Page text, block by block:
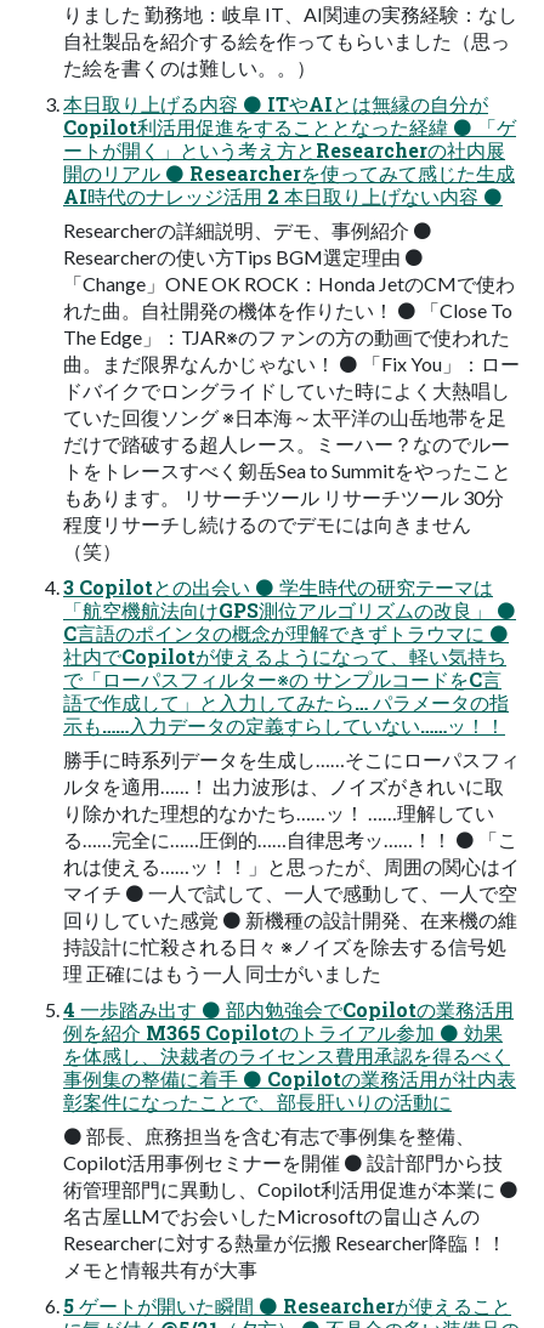
りました 勤務地：岐阜 IT、AI関連の実務経験：なし
自社製品を紹介する絵を作ってもらいました（思っ
た絵を書くのは難しい。。）
本日取り上げる内容 ⚫ ITやAIとは無縁の自分が
Copilot利活用促進をすることとなった経緯 ⚫ 「ゲ
ートが開く」という考え方とResearcherの社内展
開のリアル ⚫ Researcherを使ってみて感じた生成
AI時代のナレッジ活用 2 本日取り上げない内容 ⚫
Researcherの詳細説明、デモ、事例紹介 ⚫
Researcherの使い方Tips BGM選定理由 ⚫
「Change」ONE OK ROCK：Honda JetのCMで使わ
れた曲。自社開発の機体を作りたい！ ⚫ 「Close To
The Edge」：TJAR※のファンの方の動画で使われた
曲。まだ限界なんかじゃない！ ⚫ 「Fix You」：ロー
ドバイクでロングライドしていた時によく大熱唱し
ていた回復ソング ※日本海～太平洋の山岳地帯を足
だけで踏破する超人レース。ミーハー？なのでルー
トをトレースすべく剱岳Sea to Summitをやったこと
もあります。 リサーチツール リサーチツール 30分
程度リサーチし続けるのでデモには向きません
（笑）
3 Copilotとの出会い ⚫ 学生時代の研究テーマは
「航空機航法向けGPS測位アルゴリズムの改良」 ⚫
C言語のポインタの概念が理解できずトラウマに ⚫
社内でCopilotが使えるようになって、軽い気持ち
で「ローパスフィルター※の サンプルコードをC言
語で作成して」と入力してみたら… パラメータの指
示も……入力データの定義すらしていない……ッ！！
勝手に時系列データを生成し……そこにローパスフィ
ルタを適用……！ 出力波形は、ノイズがきれいに取
り除かれた理想的なかたち……ッ！ ……理解してい
る……完全に……圧倒的……自律思考ッ……！！ ⚫ 「こ
れは使える……ッ！！」と思ったが、周囲の関心はイ
マイチ ⚫ 一人で試して、一人で感動して、一人で空
回りしていた感覚 ⚫ 新機種の設計開発、在来機の維
持設計に忙殺される日々 ※ノイズを除去する信号処
理 正確にはもう一人 同士がいました
4 一歩踏み出す ⚫ 部内勉強会でCopilotの業務活用
例を紹介 M365 Copilotのトライアル参加 ⚫ 効果
を体感し、決裁者のライセンス費用承認を得るべく
事例集の整備に着手 ⚫ Copilotの業務活用が社内表
彰案件になったことで、部長肝いりの活動に
⚫ 部長、庶務担当を含む有志で事例集を整備、
Copilot活用事例セミナーを開催 ⚫ 設計部門から技
術管理部門に異動し、Copilot利活用促進が本業に ⚫
名古屋LLMでお会いしたMicrosoftの畠山さんの
Researcherに対する熱量が伝搬 Researcher降臨！！
メモと情報共有が大事
5 ゲートが開いた瞬間 ⚫ Researcherが使えること